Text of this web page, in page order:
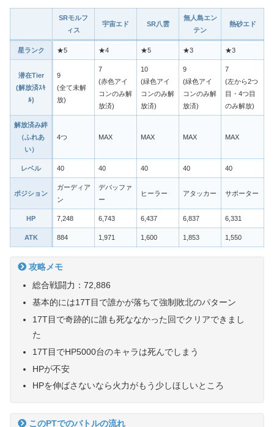
SRモルフ
ィス
宇宙エド SR八雲
無人島エン
テン
熱砂エド
星ランク ★5 ★4 ★5 ★3 ★3
潜在Tier
(解放済ｽｷ
ﾙ)
9
(全て未解
放)
7
(赤色アイ
コンのみ解
放済)
10
(緑色アイ
コンのみ解
放済)
9
(緑色アイ
コンのみ解
放済)
7
(左から2つ
目・4つ目
のみ解放)
解放済み絆
（ふれあ
い）
4つ MAX MAX MAX MAX
レベル 40 40 40 40 40
ポジション
ガーディア
ン
デバッファ
ー
ヒーラー アタッカー サポーター
HP 7,248 6,743 6,437 6,837 6,331
ATK 884 1,971 1,600 1,853 1,550
攻略メモ
総合戦闘力：72,886
基本的には17T目で誰かが落ちて強制敗北のパターン
17T目で奇跡的に誰も死ななかった回でクリアできまし
た
17T目でHP5000台のキャラは死んでしまう
HPが不安
HPを伸ばさないなら火力がもう少しほしいところ
このPTでのバトルの流れ